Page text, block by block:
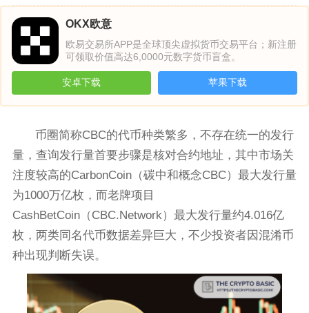
OKX欧意
欧易交易所APP是全球顶尖虚拟货币交易平台；新注册
可领取价值高达6,0000元数字货币盲盒。
安卓下载 苹果下载
币圈简称CBC的代币种类繁多，不存在统一的发行
量，查询发行量首要步骤是核对合约地址，其中市场关
注度较高的CarbonCoin（碳中和概念CBC）最大发行量
为1000万亿枚，而老牌项目
CashBetCoin（CBC.Network）最大发行量约4.016亿
枚，两类同名代币数据差异巨大，不少投资者因混淆币
种出现判断失误。